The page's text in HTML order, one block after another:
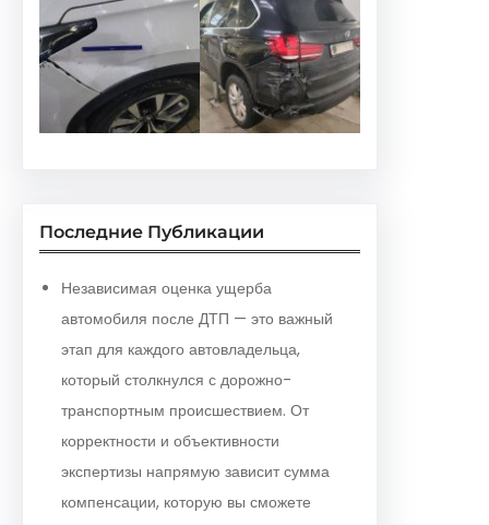
Последние Публикации
Независимая оценка ущерба
автомобиля после ДТП — это важный
этап для каждого автовладельца,
который столкнулся с дорожно-
транспортным происшествием. От
корректности и объективности
экспертизы напрямую зависит сумма
компенсации, которую вы сможете